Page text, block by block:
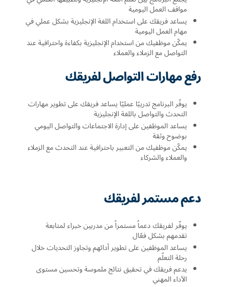
مواقف العمل اليومية
يساعد فريقك على استخدام اللغة الإنجليزية بشكل عملي في
مهام العمل اليومية
يمكّن موظفيك من استخدام الإنجليزية بكفاءة واحترافية عند
التواصل مع الزملاء والعملاء
رفع مهارات التواصل لفريقك
يوفّر البرنامج تدريبًا عمليًا يساعد فريقك على تطوير مهارات
التحدث والتواصل باللغة الإنجليزية
يساعد الموظفين على إدارة الاجتماعات والتواصل اليومي
بوضوح وثقة
يمكّن موظفيك من التعبير باحترافية عند التحدث مع الزملاء
والعملاء والشركاء
دعم مستمر لفريقك
يوفّر لفريقك دعماً مستمراً من مدربين خبراء لمتابعة
تقدمهم بشكل فعّال
يساعد الموظفين على تطوير أدائهم وتجاوز التحديات خلال
رحلة التعلّم
يدعم فريقك في تحقيق نتائج ملموسة وتحسين مستوى
الأداء المهني